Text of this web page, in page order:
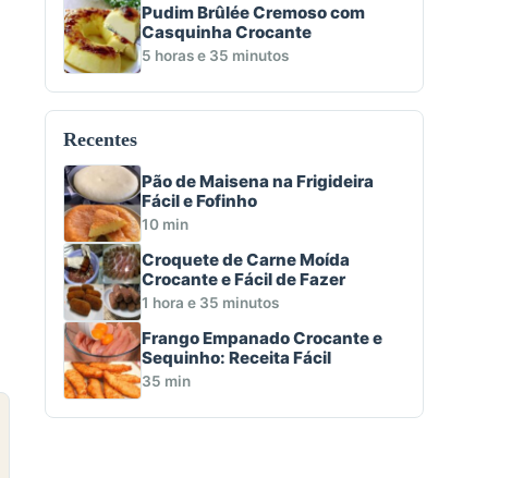
Pudim Brûlée Cremoso com
Casquinha Crocante
5 horas e 35 minutos
Recentes
Pão de Maisena na Frigideira
Fácil e Fofinho
10 min
Croquete de Carne Moída
Crocante e Fácil de Fazer
1 hora e 35 minutos
Frango Empanado Crocante e
Sequinho: Receita Fácil
35 min